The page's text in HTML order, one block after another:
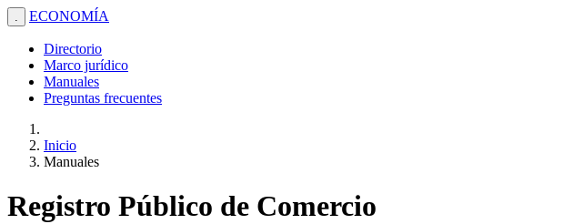
. ECONOMÍA
Directorio
Marco jurídico
Manuales
Preguntas frecuentes
Inicio
Manuales
Registro Público de Comercio